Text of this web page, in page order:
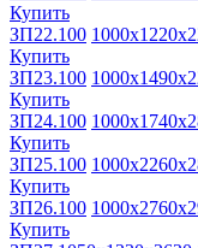
Купить
ЗП22.100
Купить
ЗП23.100
Купить
ЗП24.100
Купить
ЗП25.100
Купить
ЗП26.100
Купить